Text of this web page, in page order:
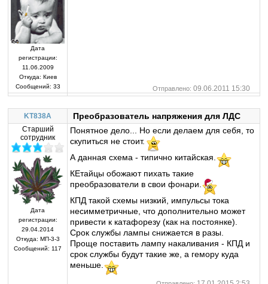
Дата
регистрации:
11.06.2009
Откуда: Киев
Сообщений: 33 Отправлено: 09.06.2011 15:30
KT838A Преобразователь напряжения для ЛДС
Старший
сотрудник
Дата
регистрации:
29.04.2014
Откуда: МП-3-3
Сообщений: 117
Понятное дело... Но если делаем для себя, то
скупиться не стоит.
А данная схема - типично китайская.
КЕтайцы обожают пихать такие
преобразователи в свои фонари.
КПД такой схемы низкий, импульсы тока
несимметричные, что дополнительно может
привести к катафорезу (как на постоянке).
Срок службы лампы снижается в разы.
Проще поставить лампу накаливания - КПД и
срок службы будут такие же, а гемору куда
меньше.